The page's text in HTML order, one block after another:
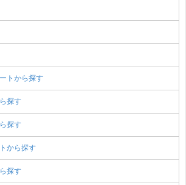
トから探す
探す
探す
から探す
探す